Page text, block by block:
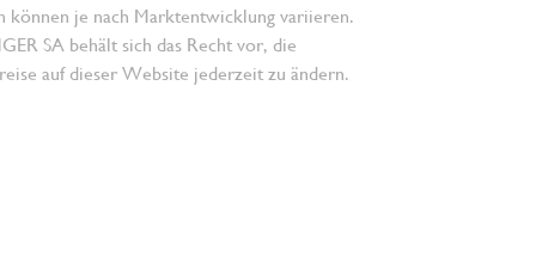
können je nach Marktentwicklung variieren.
SA behält sich das Recht vor, die
auf dieser Website jederzeit zu ändern.